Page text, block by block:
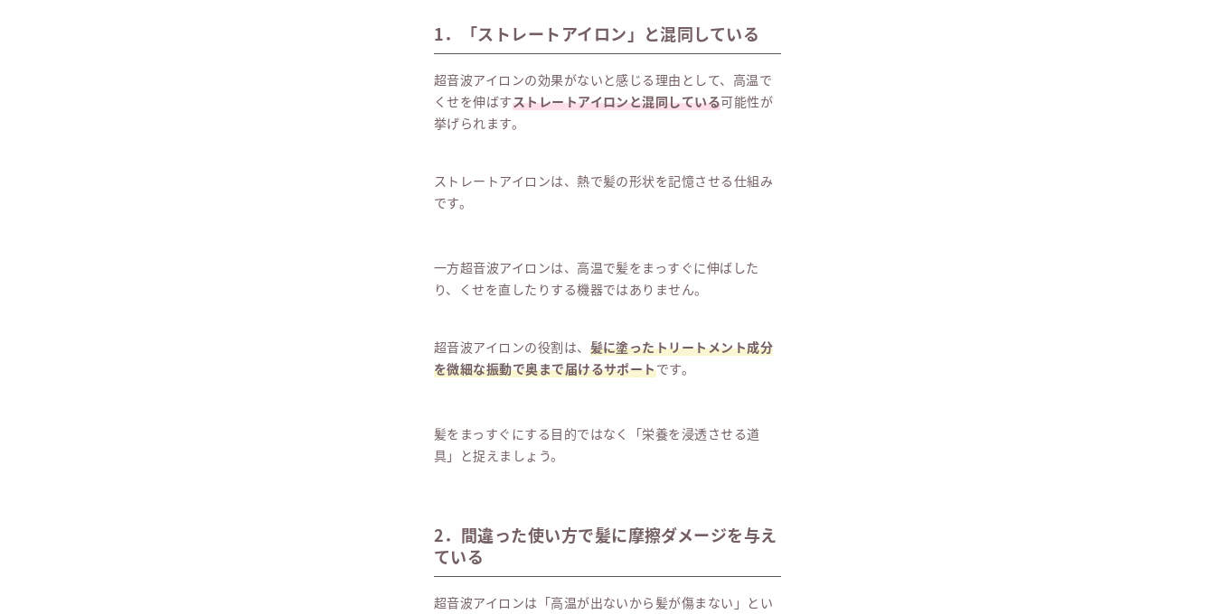
1．「ストレートアイロン」と混同している
超音波アイロンの効果がないと感じる理由として、高温で
くせを伸ばすストレートアイロンと混同している可能性が
挙げられます。
ストレートアイロンは、熱で髪の形状を記憶させる仕組み
です。
一方超音波アイロンは、高温で髪をまっすぐに伸ばした
り、くせを直したりする機器ではありません。
超音波アイロンの役割は、 髪に塗ったトリートメント成分
を微細な振動で奥まで届けるサポートです。
髪をまっすぐにする目的ではなく「栄養を浸透させる道
具」と捉えましょう。
2．間違った使い方で髪に摩擦ダメージを与え
ている
超音波アイロンは「高温が出ないから髪が傷まない」とい